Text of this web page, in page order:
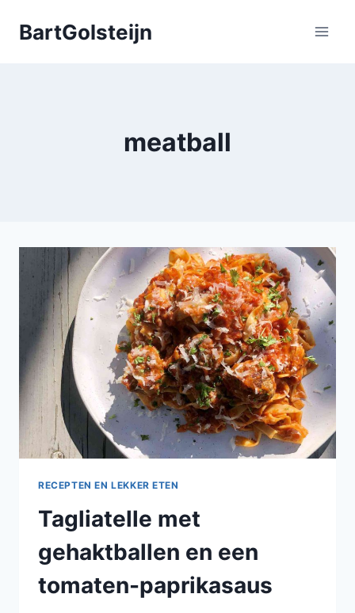
naarBartGolsteijn
meatball
RECEPTEN EN LEKKER ETEN
Tagliatelle met
gehaktballen en een
tomaten-paprikasaus